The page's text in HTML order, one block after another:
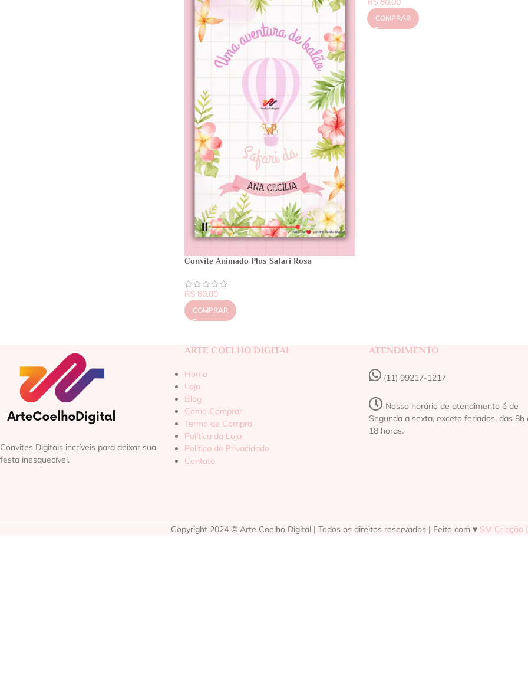
Convite Animado Plus Safari Rosa
R$80,00
COMPRAR
COMPRAR
Convites Digitais incríveis para deixar sua
festa inesquecível.
ARTE COELHO DIGITAL
Home
Loja
Blog
Como Comprar
Termo de Compra
Política da Loja
Política de Privacidade
Contato
ATENDIMENTO
(11) 99217-1217‬
Nosso horário de atendimento é de
Segunda a sexta, exceto feriados, das 8h
18 horas.
Copyright 2024 © Arte Coelho Digital | Todos os direitos reservados | Feito com ♥ SM Criação